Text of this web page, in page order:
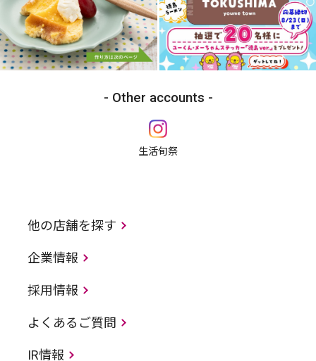
Other accounts
生活旬祭
他の店舗を探す
企業情報
採用情報
よくあるご質問
IR情報